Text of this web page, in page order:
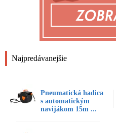
Najpredávanejšie
Pneumatická hadica
s automatickým
navijákom 15m ...